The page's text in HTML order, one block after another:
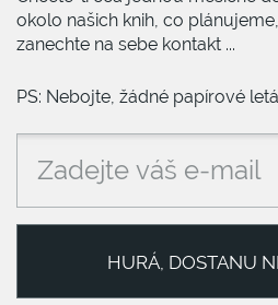
okolo našich knih, co
zanechte na sebe kontakt ...
PS: Nebojte, žádné papírové
HURÁ, DOSTANU